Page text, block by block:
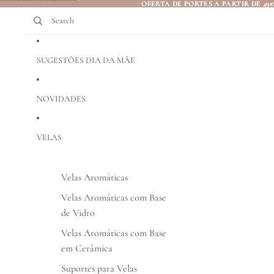
OFERTA DE PORTES A PARTIR DE 49€
OFERTA DE PORTES A PARTIR DE 49€
Search
SUGESTÕES DIA DA MÃE
NOVIDADES
VELAS
Velas Aromáticas
Velas Aromáticas com Base
de Vidro
Velas Aromáticas com Base
em Cerâmica
Suportes para Velas